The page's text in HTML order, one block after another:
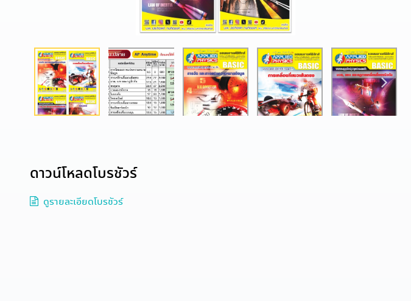
ดาวน์โหลดโบรชัวร์
ดูรายละเอียดโบรชัวร์